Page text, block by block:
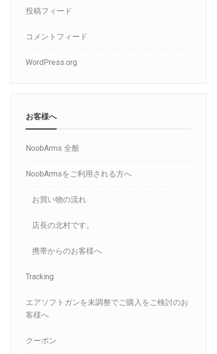
投稿フィード
コメントフィード
WordPress.org
お客様へ
NoobArms 全般
NoobArmsをご利用される方へ
お買い物の流れ
店長の北村です。
携帯からのお客様へ
Tracking
エアソフトガンを未調整でご購入をご検討のお
客様へ
クーポン